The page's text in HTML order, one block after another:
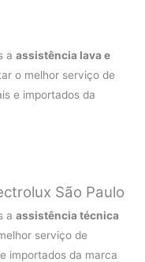
aassistência lava e
o melhor serviço de
e importados da
São Paulo
aassistência técnica
serviço de
importados da marca